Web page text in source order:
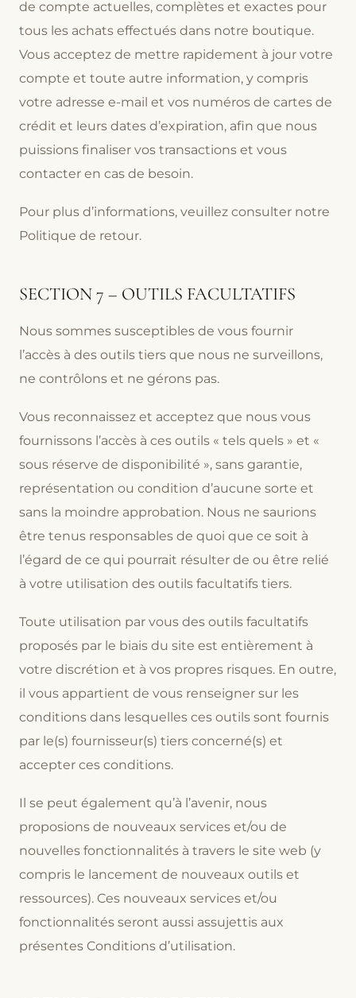
de compte actuelles, complètes et exactes pour
tous les achats effectués dans notre boutique.
Vous acceptez de mettre rapidement à jour votre
compte et toute autre information, y compris
votre adresse e-mail et vos numéros de cartes de
crédit et leurs dates d’expiration, afin que nous
puissions finaliser vos transactions et vous
contacter en cas de besoin.
Pour plus d’informations, veuillez consulter notre
Politique de retour.
SECTION 7 – OUTILS FACULTATIFS
Nous sommes susceptibles de vous fournir
l’accès à des outils tiers que nous ne surveillons,
ne contrôlons et ne gérons pas.
Vous reconnaissez et acceptez que nous vous
fournissons l’accès à ces outils « tels quels » et «
sous réserve de disponibilité », sans garantie,
représentation ou condition d’aucune sorte et
sans la moindre approbation. Nous ne saurions
être tenus responsables de quoi que ce soit à
l’égard de ce qui pourrait résulter de ou être relié
à votre utilisation des outils facultatifs tiers.
Toute utilisation par vous des outils facultatifs
proposés par le biais du site est entièrement à
votre discrétion et à vos propres risques. En outre,
il vous appartient de vous renseigner sur les
conditions dans lesquelles ces outils sont fournis
par le(s) fournisseur(s) tiers concerné(s) et
accepter ces conditions.
Il se peut également qu’à l’avenir, nous
proposions de nouveaux services et/ou de
nouvelles fonctionnalités à travers le site web (y
compris le lancement de nouveaux outils et
ressources). Ces nouveaux services et/ou
fonctionnalités seront aussi assujettis aux
présentes Conditions d’utilisation.